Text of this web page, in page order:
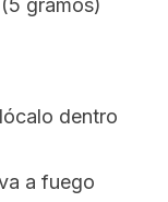
gramos)
dentro
a fuego